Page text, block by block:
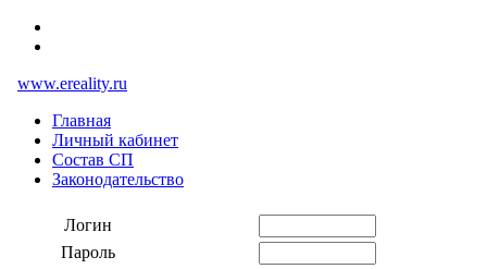
www.ereality.ru
Главная
Личный кабинет
Состав СП
Законодательство
Логин
Пароль